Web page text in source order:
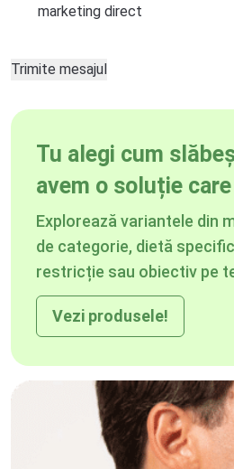
Communication
marketing direct
Tu alegi cum
avem o soluție
Explorează variantele din
de categorie, dietă
restricție sau obiectiv pe
Vezi produsele!